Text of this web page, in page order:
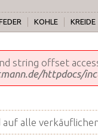
KOHLE KREIDE
string offset
httpdocs/
alle